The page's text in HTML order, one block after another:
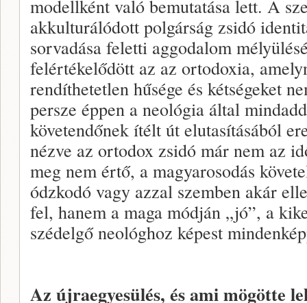
modellként való bemutatása lett. A
akkulturálódott polgárság zsidó
sorvadása feletti aggodalom
felértékelődött az az ortodoxia,
rendíthetetlen hűsége és kétségeket
persze éppen a neológia által
követendőnek ítélt út elutasításából
nézve az ortodox zsidó már nem az
meg nem értő, a magyarosodás
ódzkodó vagy azzal szemben akár
fel, hanem a maga módján „jó”, a
szédelgő neológhoz képest
Az újraegyesülés, és ami mögötte